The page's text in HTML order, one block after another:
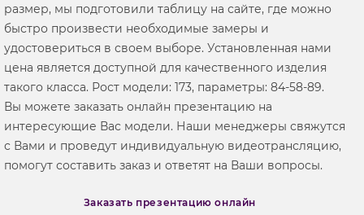
размер, мы подготовили таблицу на сайте, где можно
быстро произвести необходимые замеры и
удостовериться в своем выборе. Установленная нами
цена является доступной для качественного изделия
такого класса. Рост модели: 173, параметры: 84-58-89.
Вы можете заказать онлайн презентацию на
интересующие Вас модели. Наши менеджеры свяжутся
с Вами и проведут индивидуальную видеотрансляцию,
помогут составить заказ и ответят на Ваши вопросы.
Заказать презентацию онлайн